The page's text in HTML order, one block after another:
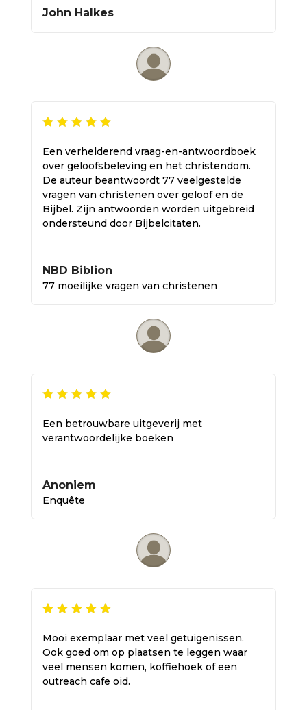
John Halkes
Een verhelderend vraag-en-antwoordboek
over geloofsbeleving en het christendom.
De auteur beantwoordt 77 veelgestelde
vragen van christenen over geloof en de
Bijbel. Zijn antwoorden worden uitgebreid
ondersteund door Bijbelcitaten.
NBD Biblion
77 moeilijke vragen van christenen
Een betrouwbare uitgeverij met
verantwoordelijke boeken
Anoniem
Enquête
Mooi exemplaar met veel getuigenissen.
Ook goed om op plaatsen te leggen waar
veel mensen komen, koffiehoek of een
outreach cafe oid.